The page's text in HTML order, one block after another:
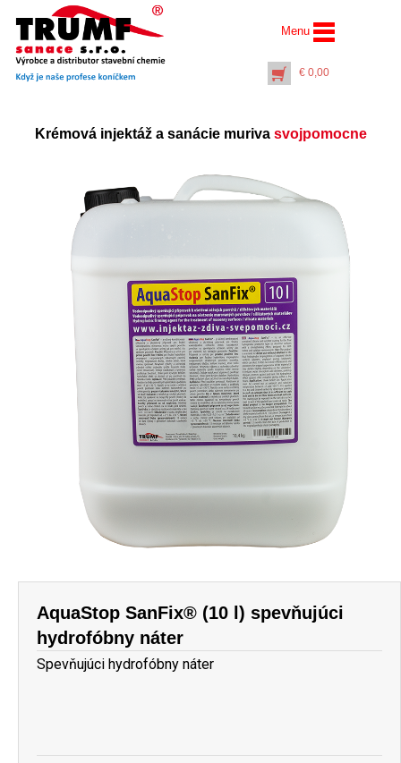
Menu
€ 0,00
Krémová injektáž a sanácie muriva svojpomocne
AquaStop SanFix® (10 l) spevňujúci
hydrofóbny náter
Spevňujúci hydrofóbny náter
kartuše 310 ml
€4,40
+ PŘIDAT DO KOŠÍKU